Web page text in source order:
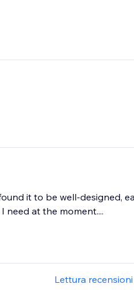
it to be well‑designed,
need at the moment....
Lettura recensioni